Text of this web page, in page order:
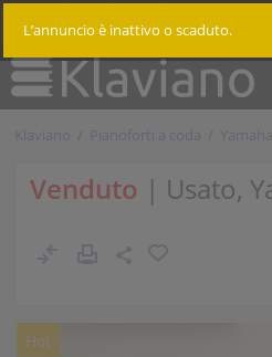
L’annuncio è inattivo o scaduto.
Klaviano Pianoforti a coda Yamaha
Venduto | Usato,
Hot